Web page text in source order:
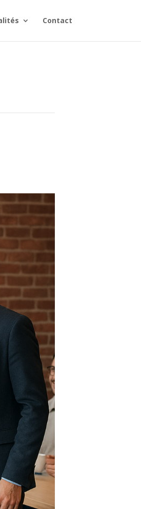
Contact